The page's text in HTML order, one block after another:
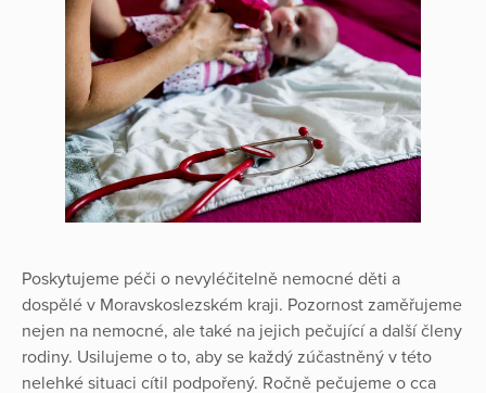
Poskytujeme péči o nevyléčitelně nemocné děti a
dospělé v Moravskoslezském kraji. Pozornost zaměřujeme
nejen na nemocné, ale také na jejich pečující a další členy
rodiny. Usilujeme o to, aby se každý zúčastněný v této
nelehké situaci cítil podpořený. Ročně pečujeme o cca